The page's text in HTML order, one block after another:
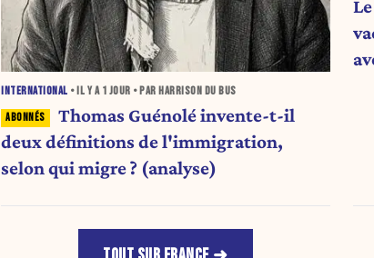
INTERNATIONAL • IL Y A 1 JOUR • PAR HARRISON DU BUS
Thomas Guénolé invente-t-il
deux définitions de l'immigration,
selon qui migre ? (analyse)